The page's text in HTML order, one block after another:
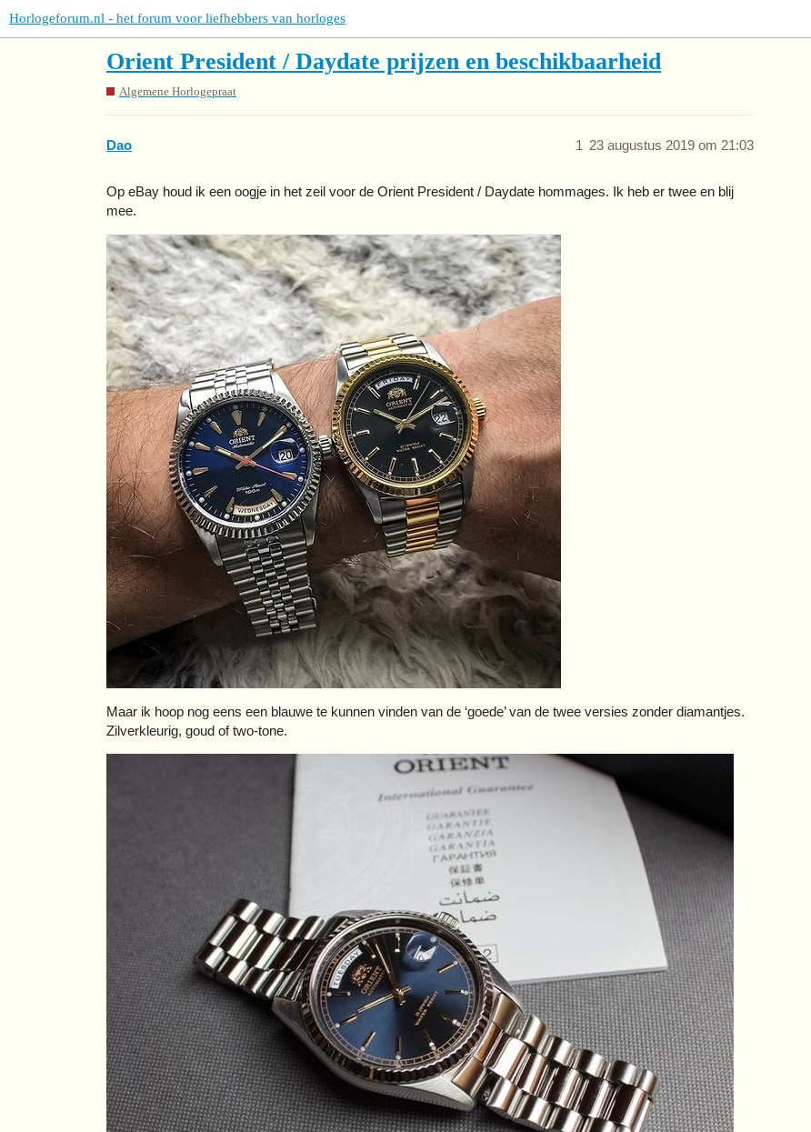
Horlogeforum.nl - het forum voor liefhebbers van horloges
Orient President / Daydate prijzen en beschikbaarheid
Algemene Horlogepraat
Dao 23 augustus 2019 om 21:03
1
Op eBay houd ik een oogje in het zeil voor de Orient President / Daydate hommages. Ik heb er twee en blij
mee.
Maar ik hoop nog eens een blauwe te kunnen vinden van de ‘goede’ van de twee versies zonder diamantjes.
Zilverkleurig, goud of two-tone.